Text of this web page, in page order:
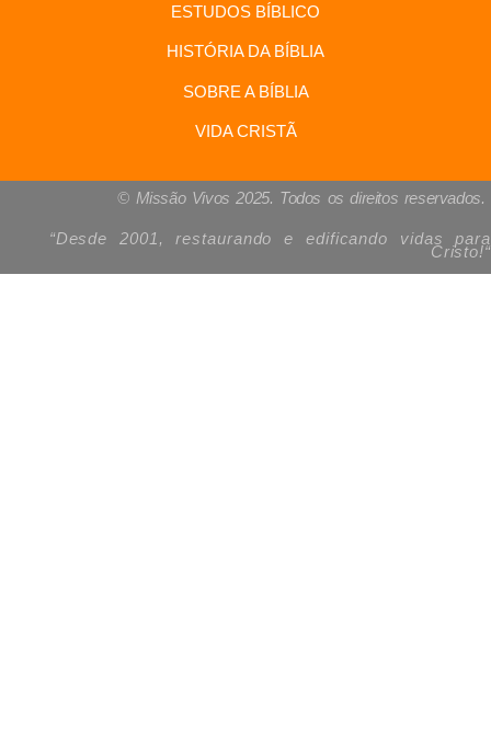
ESTUDOS BÍBLICO
HISTÓRIA DA BÍBLIA
SOBRE A BÍBLIA
VIDA CRISTÃ
© Missão Vivos 2025. Todos os direitos reservados.
“Desde 2001, restaurando e edificando vidas para
Cristo!“